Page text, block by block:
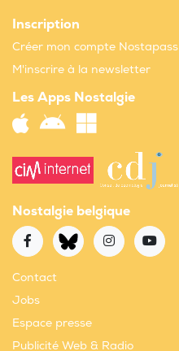
Inscription
Créer mon compte Nostapass
M'inscrire à la newsletter
Les Apps Nostalgie
Nostalgie belgique
Contact
Jobs
Espace presse
Publicité Web & Radio